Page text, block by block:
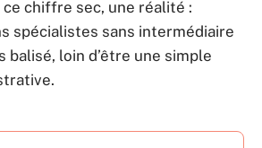
chiffre sec, une réalité :
spécialistes sans intermédiaire
balisé, loin d’être une simple